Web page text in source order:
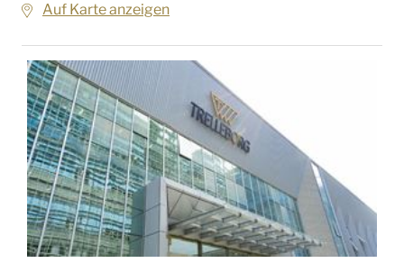
Auf Karte anzeigen